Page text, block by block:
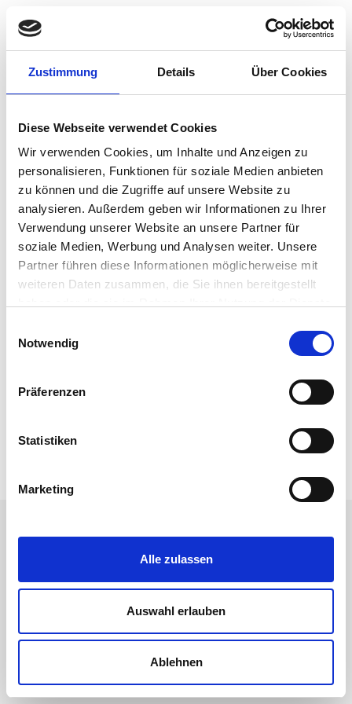
Zustimmung Details Über Cookies
Diese Webseite verwendet Cookies
Wir verwenden Cookies, um Inhalte und Anzeigen zu
personalisieren, Funktionen für soziale Medien anbieten
zu können und die Zugriffe auf unsere Website zu
analysieren. Außerdem geben wir Informationen zu Ihrer
Verwendung unserer Website an unsere Partner für
soziale Medien, Werbung und Analysen weiter. Unsere
Partner führen diese Informationen möglicherweise mit
weiteren Daten zusammen, die Sie ihnen bereitgestellt
Notwendig
Präferenzen
Statistiken
Marketing
Alle zulassen
Auswahl erlauben
Ablehnen
Passwort ein, um ihn anzeigen zu können.